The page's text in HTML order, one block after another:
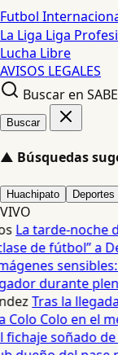
Futbol
La Liga Liga
Lucha Libre
AVISOS LEGALES
Buscar en
Buscar
▲ Búsquedas
Huachipato
VIVO
La tarde-noche
de fútbol” a
durante
Tras la
Colo en el
fichaje soñado